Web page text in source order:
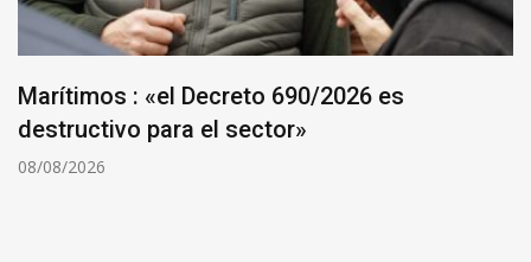
Marítimos : «el Decreto 690/2026 es
destructivo para el sector»
08/08/2026